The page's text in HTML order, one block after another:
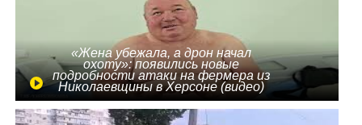
«Жена убежала, а дрон начал
охоту»: появились новые
подробности атаки на фермера из
Николаевщины в Херсоне (видео)